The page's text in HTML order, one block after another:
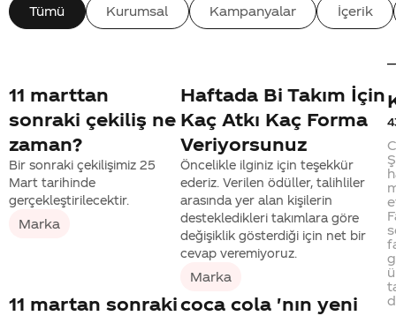
Tümü Kurumsal Kampanyalar İçerik
11 marttan
sonraki çekiliş ne
zaman?
Bir sonraki çekilişimiz 25
Mart tarihinde
gerçekleştirilecektir.
Marka
Haftada Bi Takım İçin
Kaç Atkı Kaç Forma
Veriyorsunuz
Öncelikle ilginiz için teşekkür
ederiz. Verilen ödüller, talihliler
arasında yer alan kişilerin
destekledikleri takımlara göre
değişiklik gösterdiği için net bir
cevap veremiyoruz.
Marka
11 martan sonrakicoca cola 'nın yeni